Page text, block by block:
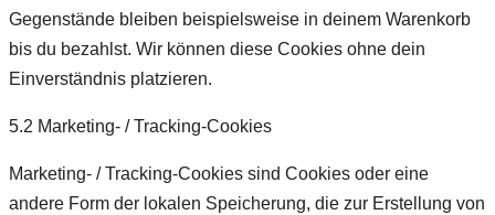
Gegenstände bleiben beispielsweise in deinem Warenkorb
bis du bezahlst. Wir können diese Cookies ohne dein
Einverständnis platzieren.
5.2 Marketing- / Tracking-Cookies
Marketing- / Tracking-Cookies sind Cookies oder eine
andere Form der lokalen Speicherung, die zur Erstellung von